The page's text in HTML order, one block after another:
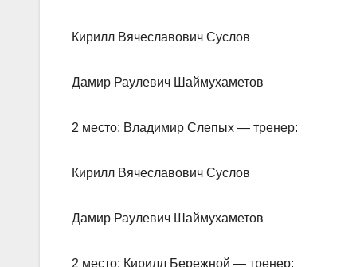
Кирилл Вячеславович Суслов
Дамир Раулевич Шаймухаметов
2 место: Владимир Слепых — тренер:
Кирилл Вячеславович Суслов
Дамир Раулевич Шаймухаметов
2 место: Кирилл Бережной — тренер: